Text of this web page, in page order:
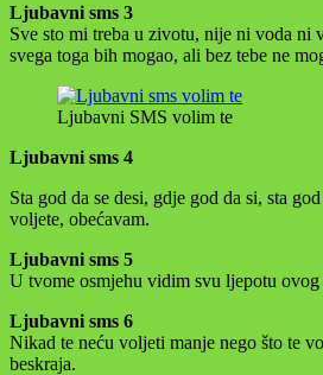
Ljubavni sms 3
Sve sto mi treba u zivotu, nije ni voda ni
svega toga bih mogao, ali bez tebe ne
Ljubavni SMS volim te
Ljubavni sms 4
Sta god da se desi, gdje god da si, sta
voljete, obećavam.
Ljubavni sms 5
U tvome osmjehu vidim svu ljepotu ovog
Ljubavni sms 6
Nikad te neću voljeti manje nego što te
beskraja.